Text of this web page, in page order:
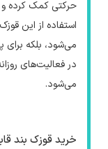
حرکتی کمک کرده و
استفاده از این
می‌شود، بلکه
در فعالیت‌های
می‌شود.
خرید قوزک بند